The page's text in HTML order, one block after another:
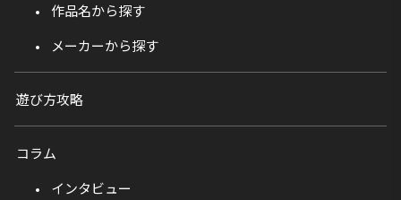
作品名から探す
メーカーから探す
遊び方攻略
コラム
インタビュー